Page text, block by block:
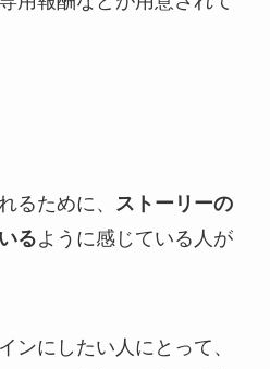
るために、
ストーリーの
るように感じている人が
ンにしたい人にとって、